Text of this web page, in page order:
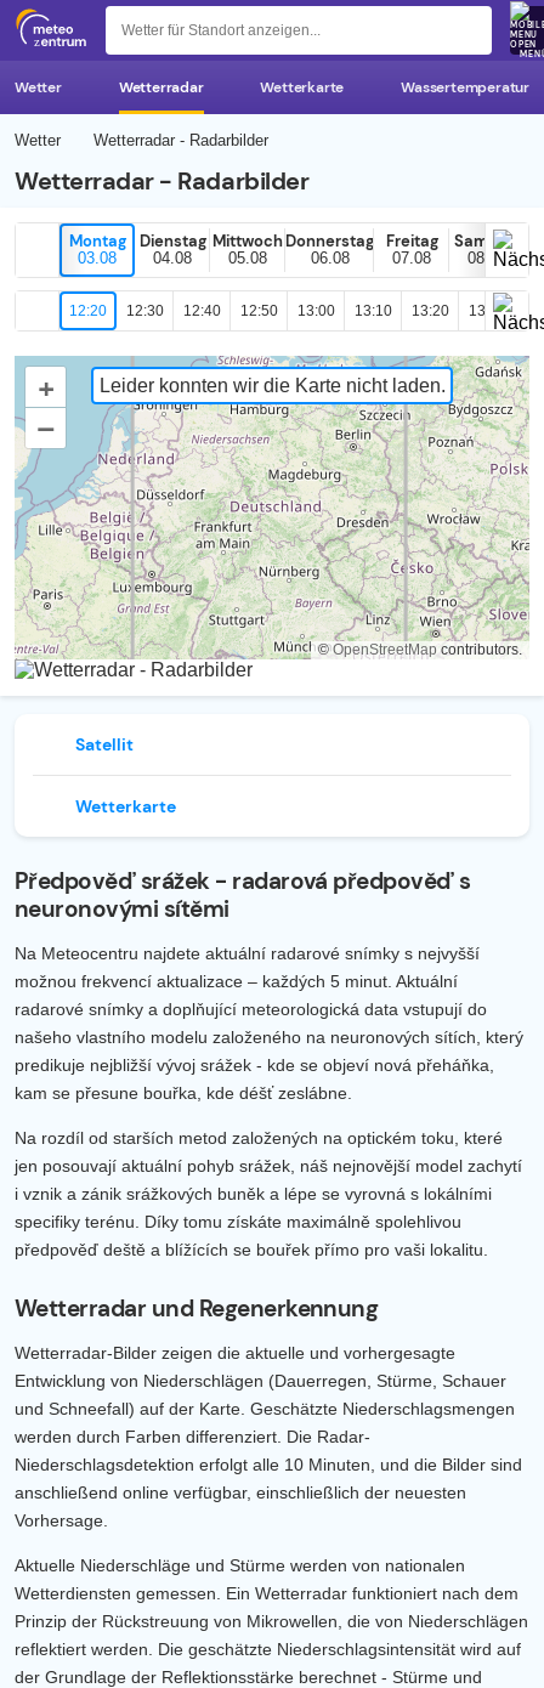
z
Wetter Wetterradar Wetterkarte Wassertemperatur
Wetter Wetterradar - Radarbilder
Wetterradar - Radarbilder
Montag
03.08
Dienstag
04.08
Mittwoch
05.08
Donnerstag
06.08
Freitag
07.08
Samstag
08.08
12:20 12:30 12:40 12:50 13:00 13:10 13:20 13:30
Leider konnten wir die Karte nicht laden.
+
–
©OpenStreetMap contributors.
Satellit
Wetterkarte
Předpověď srážek - radarová předpověď s
neuronovými sítěmi
Na Meteocentru najdete aktuální radarové snímky s nejvyšší
možnou frekvencí aktualizace – každých 5 minut. Aktuální
radarové snímky a doplňující meteorologická data vstupují do
našeho vlastního modelu založeného na neuronových sítích, který
predikuje nejbližší vývoj srážek - kde se objeví nová přeháňka,
kam se přesune bouřka, kde déšť zeslábne.
Na rozdíl od starších metod založených na optickém toku, které
jen posouvají aktuální pohyb srážek, náš nejnovější model zachytí
i vznik a zánik srážkových buněk a lépe se vyrovná s lokálními
specifiky terénu. Díky tomu získáte maximálně spolehlivou
předpověď deště a blížících se bouřek přímo pro vaši lokalitu.
Wetterradar und Regenerkennung
Wetterradar-Bilder zeigen die aktuelle und vorhergesagte
Entwicklung von Niederschlägen (Dauerregen, Stürme, Schauer
und Schneefall) auf der Karte. Geschätzte Niederschlagsmengen
werden durch Farben differenziert. Die Radar-
Niederschlagsdetektion erfolgt alle 10 Minuten, und die Bilder sind
anschließend online verfügbar, einschließlich der neuesten
Vorhersage.
Aktuelle Niederschläge und Stürme werden von nationalen
Wetterdiensten gemessen. Ein Wetterradar funktioniert nach dem
Prinzip der Rückstreuung von Mikrowellen, die von Niederschlägen
reflektiert werden. Die geschätzte Niederschlagsintensität wird auf
der Grundlage der Reflektionsstärke berechnet - Stürme und